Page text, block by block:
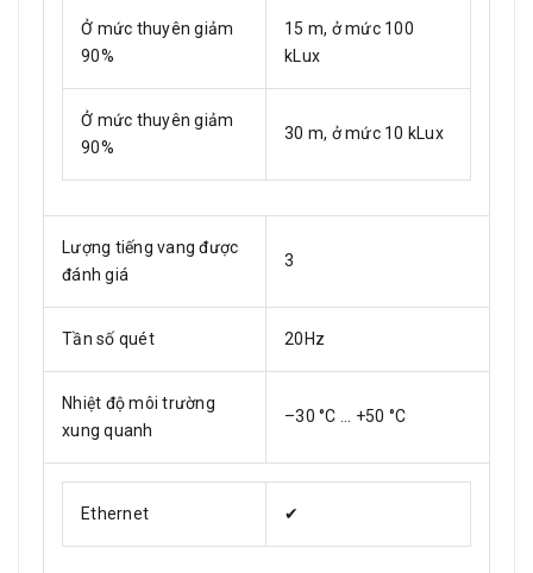
Ở mức thuyên giảm
90%
15 m, ở mức 100
kLux
Ở mức thuyên giảm
90%
30 m, ở mức 10 kLux
Lượng tiếng vang được
đánh giá
3
Tần số quét 20Hz
Nhiệt độ môi trường
xung quanh
–30 °C ... +50 °C
Ethernet ✔